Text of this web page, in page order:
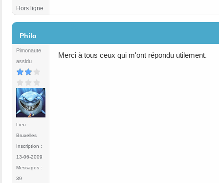
Hors ligne
Philo
Pimonaute
assidu
Lieu :
Bruxelles
Inscription :
13-06-2009
Messages :
39
Merci à tous ceux qui m'ont répondu utilement.